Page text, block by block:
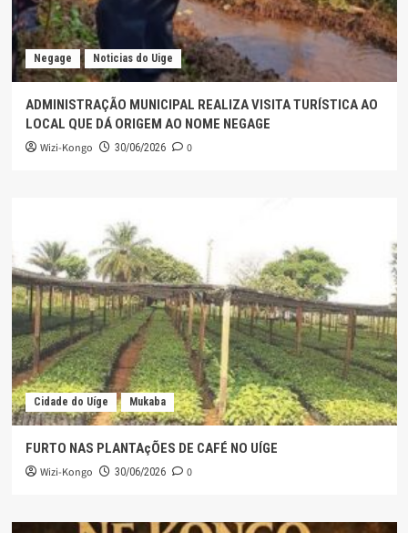
Negage Noticias do Uige
ADMINISTRAÇÃO MUNICIPAL REALIZA VISITA TURÍSTICA AO
LOCAL QUE DÁ ORIGEM AO NOME NEGAGE
Wizi-Kongo 30/06/2026 0
Cidade do Uíge Mukaba
FURTO NAS PLANTAçÕES DE CAFÉ NO UÍGE
Wizi-Kongo 30/06/2026 0